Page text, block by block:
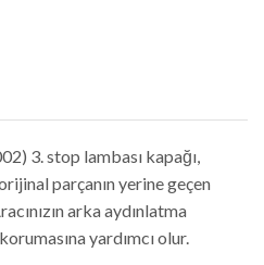
3. stop lambası kapağı,
parçanın yerine geçen
arka aydınlatma
yardımcı olur.